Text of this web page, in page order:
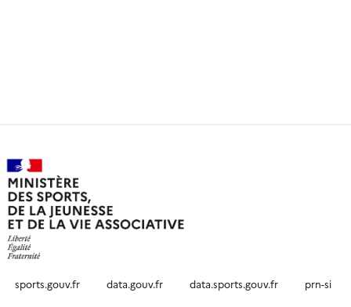
sports.gouv.fr data.gouv.fr data.sports.gouv.fr prn-si